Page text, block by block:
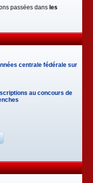
passées dans les
centrale fédérale sur
au concours de